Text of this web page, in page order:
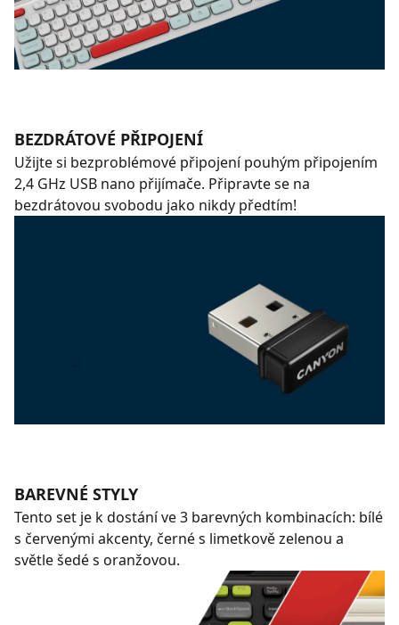
BEZDRÁTOVÉ PŘIPOJENÍ
Užijte si bezproblémové připojení pouhým připojením
2,4 GHz USB nano přijímače. Připravte se na
bezdrátovou svobodu jako nikdy předtím!
BAREVNÉ STYLY
Tento set je k dostání ve 3 barevných kombinacích: bílé
s červenými akcenty, černé s limetkově zelenou a
světle šedé s oranžovou.